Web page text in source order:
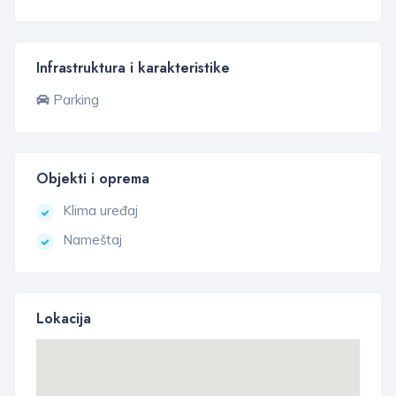
Infrastruktura i karakteristike
Parking
Objekti i oprema
Klima uređaj
Nameštaj
Lokacija